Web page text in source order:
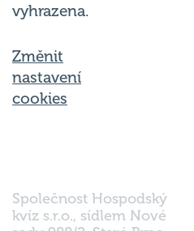
vyhrazena.
Změnit
nastavení
cookies
Společnost Hospodský
kvíz s.r.o., sídlem Nové